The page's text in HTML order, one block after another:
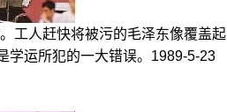
工人赶快将被污的毛泽东像覆盖起
学运所犯的一大错误。1989-5-23